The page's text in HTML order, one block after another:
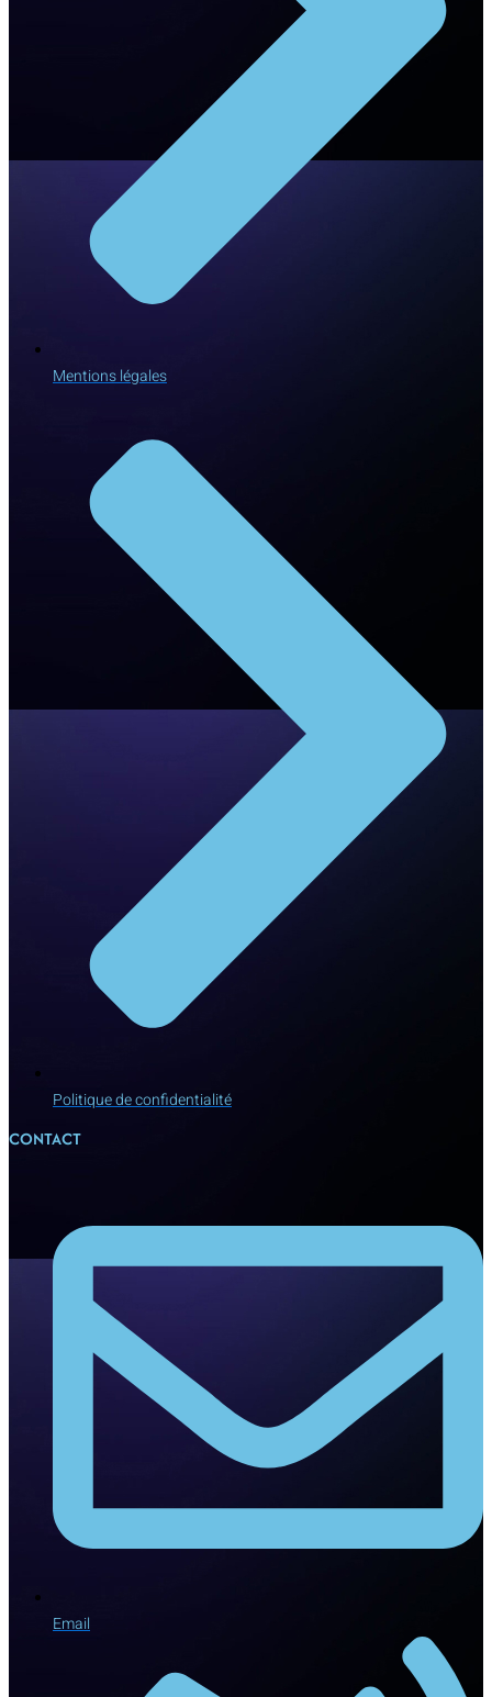
Mentions légales
Politique de confidentialité
CONTACT
Email